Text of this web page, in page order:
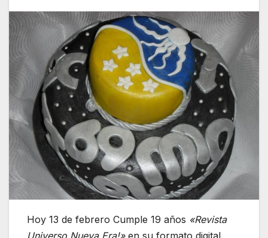
Hoy 13 de febrero Cumple 19 años «Revista
Universo Nueva Era!»en su formato digital.